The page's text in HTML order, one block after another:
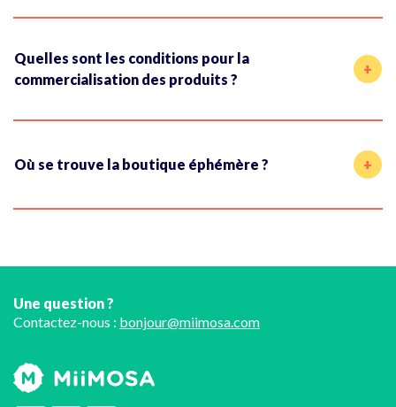
Quelles sont les conditions pour la
commercialisation des produits ?
Où se trouve la boutique éphémère ?
Une question ?
Contactez-nous : bonjour@miimosa.com